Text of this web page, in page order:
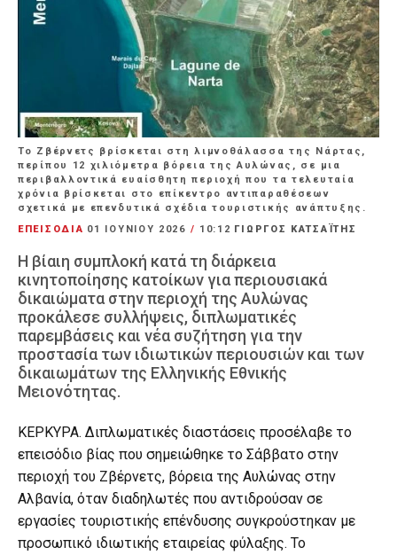
Το Ζβέρνετς βρίσκεται στη λιμνοθάλασσα της Νάρτας,
περίπου 12 χιλιόμετρα βόρεια της Αυλώνας, σε μια
περιβαλλοντικά ευαίσθητη περιοχή που τα τελευταία
χρόνια βρίσκεται στο επίκεντρο αντιπαραθέσεων
σχετικά με επενδυτικά σχέδια τουριστικής ανάπτυξης.
ΕΠΕΙΣΟΔΙΑ 01 ΙΟΥΝΊΟΥ 2026 / 10:12 ΓΙΩΡΓΟΣ ΚΑΤΣΑΪΤΗΣ
Η βίαιη συμπλοκή κατά τη διάρκεια
κινητοποίησης κατοίκων για περιουσιακά
δικαιώματα στην περιοχή της Αυλώνας
προκάλεσε συλλήψεις, διπλωματικές
παρεμβάσεις και νέα συζήτηση για την
προστασία των ιδιωτικών περιουσιών και των
δικαιωμάτων της Ελληνικής Εθνικής
Μειονότητας.
ΚΕΡΚΥΡΑ. Διπλωματικές διαστάσεις προσέλαβε το
επεισόδιο βίας που σημειώθηκε το Σάββατο στην
περιοχή του Ζβέρνετς, βόρεια της Αυλώνας στην
Αλβανία, όταν διαδηλωτές που αντιδρούσαν σε
εργασίες τουριστικής επένδυσης συγκρούστηκαν με
προσωπικό ιδιωτικής εταιρείας φύλαξης. Το